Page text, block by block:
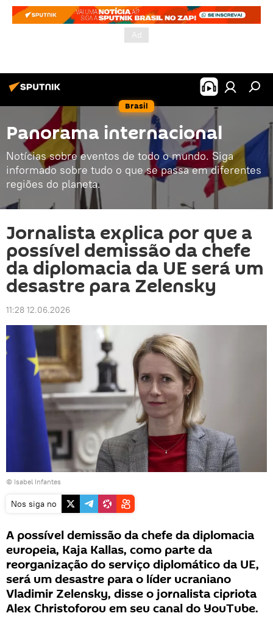
Brasil
Panorama internacional
Notícias sobre eventos de todo o mundo. Siga
informado sobre tudo o que se passa em diferentes
regiões do planeta.
Jornalista explica por que a
possível demissão da chefe
da diplomacia da UE será um
desastre para Zelensky
11:28 12.06.2026
© Isabel Infantes
Nos siga no
A possível demissão da chefe da diplomacia
europeia, Kaja Kallas, como parte da
reorganização do serviço diplomático da UE,
será um desastre para o líder ucraniano
Vladimir Zelensky, disse o jornalista cipriota
Alex Christoforou em seu canal do YouTube.